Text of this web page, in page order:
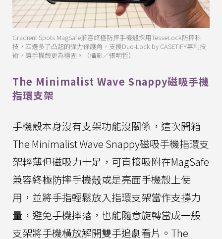
Gradient Spots MagSafe兼容終極防摔手機殻採用TesseLock防摔科
技，四邊多了凸起的彈力保護角，支援Duo-Lock by CASETiFY專利技
術，讓手機殼更為穩固。（攝影／張明哲）
The Minimalist Wave Snappy磁吸手機
指環支架
手機殼本身沒有支架功能沒關係，這次開箱
The Minimalist Wave Snappy磁吸手機指環支
架輕薄但磁吸力十足，可直接吸附在MagSafe
兼容終極防摔手機殻或是亮面手機殼上使
用，並將手指輕鬆放入指環支架當作支撐力
量，避免手機摔落，也能隨意旋轉當成一般
支架將手機橫放解開雙手追劇看片。The